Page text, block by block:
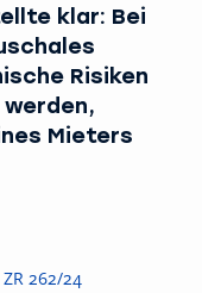
klar: Bei
Risiken
Mieters
262/24